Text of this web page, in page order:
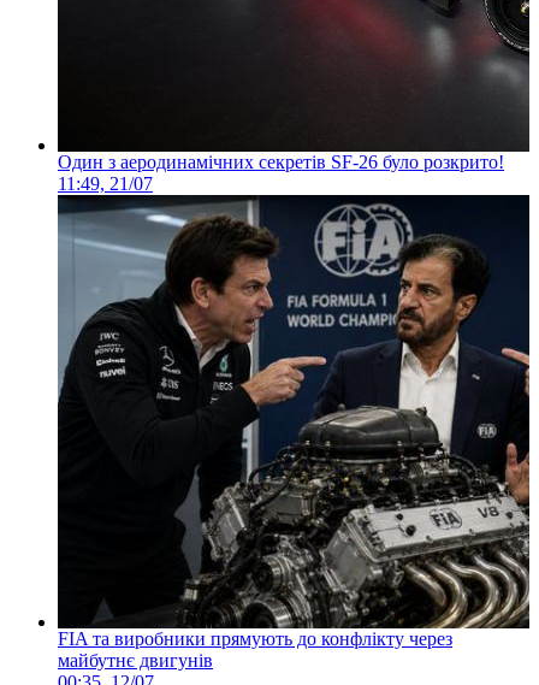
Один з аеродинамічних секретів SF-26 було розкрито!
11:49, 21/07
FIA та виробники прямують до конфлікту через
майбутнє двигунів